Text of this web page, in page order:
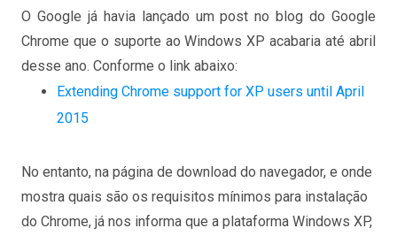
O Google já havia lançado um post no blog do Google
Chrome que o suporte ao Windows XP acabaria até abril
desse ano. Conforme o link abaixo:
Extending Chrome support for XP users until April
2015
No entanto, na página de download do navegador, e onde
mostra quais são os requisitos mínimos para instalação
do Chrome, já nos informa que a plataforma Windows XP,